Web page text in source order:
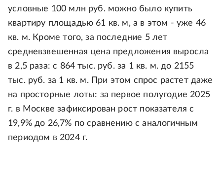
условные 100 млн руб. можно было купить
квартиру площадью 61 кв. м, а в этом - уже 46
кв. м. Кроме того, за последние 5 лет
средневзвешенная цена предложения выросла
в 2,5 раза: с 864 тыс. руб. за 1 кв. м. до 2155
тыс. руб. за 1 кв. м. При этом спрос растет даже
на просторные лоты: за первое полугодие 2025
г. в Москве зафиксирован рост показателя с
19,9% до 26,7% по сравнению с аналогичным
периодом в 2024 г.